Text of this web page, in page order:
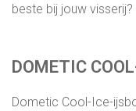
beste bij jouw visserij?
DOMETIC
Dometic Cool-Ice-